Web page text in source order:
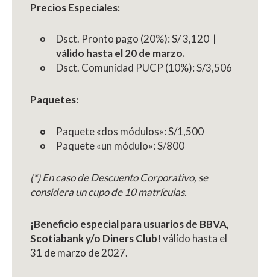
Precios Especiales:
Dsct. Pronto pago (20%): S/ 3,120 |
válido hasta el 20 de marzo.
Dsct. Comunidad PUCP (10%): S/3,506
Paquetes:
Paquete «dos módulos»: S/1,500
Paquete «un módulo»: S/800
(*) En caso de Descuento Corporativo, se
considera un cupo de 10 matrículas.
¡Beneficio especial para usuarios de BBVA,
Scotiabank y/o Diners Club!válido hasta el
31 de marzo de 2027.